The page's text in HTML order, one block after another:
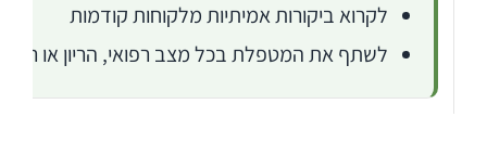
לקרוא ביקורות אמיתיות מלקוחות קודמות
לשתף את המטפלת בכל מצב רפואי, הריון או